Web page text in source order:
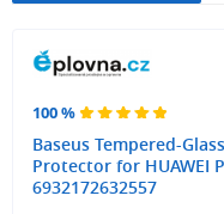
100 %
Baseus Tempered-
Protector for HUAWEI
6932172632557